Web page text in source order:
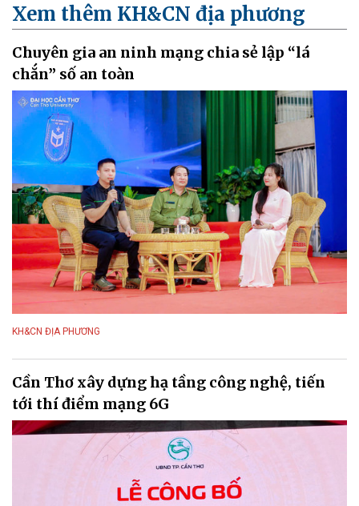
Xem thêm KH&CN địa phương
Chuyên gia an ninh mạng chia sẻ lập “lá
chắn” số an toàn
KH&CN ĐỊA PHƯƠNG
Cần Thơ xây dựng hạ tầng công nghệ, tiến
tới thí điểm mạng 6G